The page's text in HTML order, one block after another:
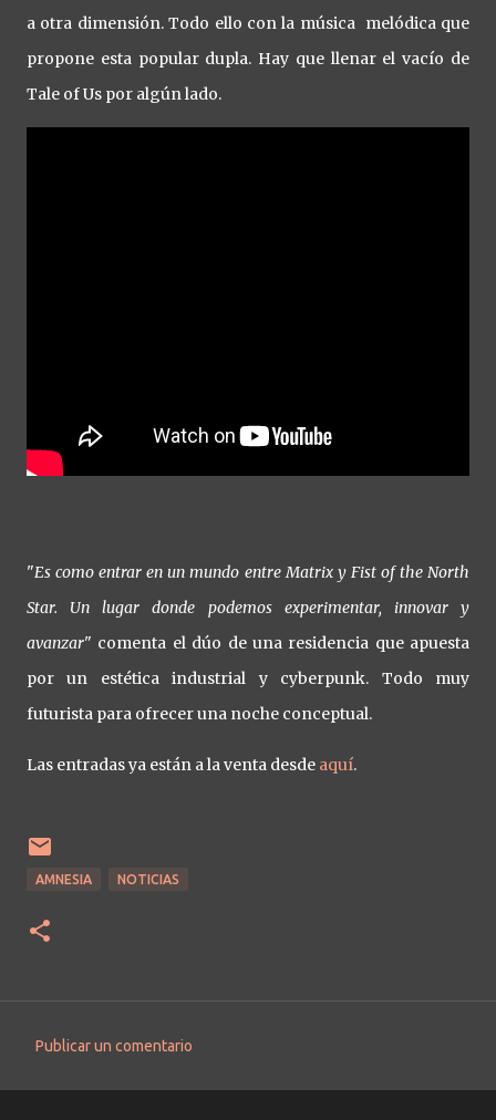
a otra dimensión. Todo ello con la música melódica que
propone esta popular dupla. Hay que llenar el vacío de
Tale of Us por algún lado.
"Es como entrar en un mundo entre Matrix y Fist of the North
Star. Un lugar donde podemos experimentar, innovar y
avanzar" comenta el dúo de una residencia que apuesta
por un estética industrial y cyberpunk. Todo muy
futurista para ofrecer una noche conceptual.
Las entradas ya están a la venta desde aquí.
AMNESIA NOTICIAS
o
Publicar un comentario